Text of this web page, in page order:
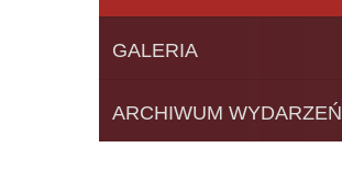
GALERIA
ARCHIWUM WYDARZEŃ